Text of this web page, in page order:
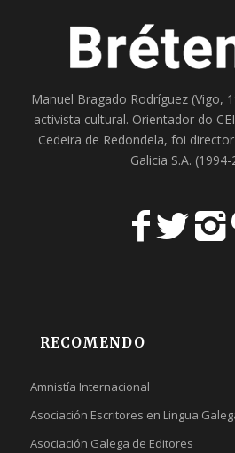
Manuel Bragado Rodríguez (Vigo,
activista cultural. Orientador do
Cedeira de Redondela, foi
Galicia S.A. (1994-
RECOMENDO
Amnistía Internacional
Asociación Escritores en Lingua
Asociación Galega de Editores